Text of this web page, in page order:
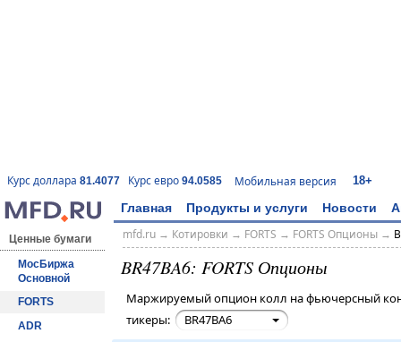
Курс доллара 81.4077 Курс евро 94.0585 Мобильная версия 18+
Главная Продукты и услуги Новости
Ценные бумаги
МосБиржа
Основной
FORTS
ADR
mfd.ru→ Котировки → FORTS → FORTS Опционы→
BR47BA6: FORTS Опционы
Маржируемый опцион колл на фьючерсный
тикеры:
BR47BA6